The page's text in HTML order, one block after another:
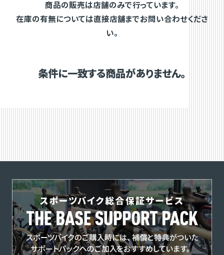
商品の販売は店舗のみで行っています。
在庫の有無については直接店舗までお問い合わせくださ
い。
条件に一致する商品がありません。